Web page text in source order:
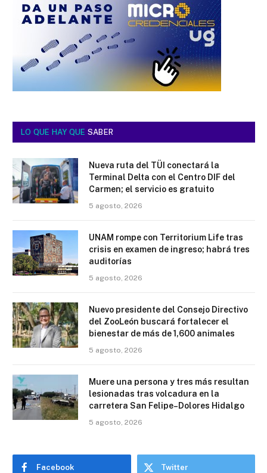
LO QUE HAY QUE SABER
Nueva ruta del TÜI conectará la
Terminal Delta con el Centro DIF del
Carmen; el servicio es gratuito
5 agosto, 2026
UNAM rompe con Territorium Life tras
crisis en examen de ingreso; habrá tres
auditorías
5 agosto, 2026
Nuevo presidente del Consejo Directivo
del ZooLeón buscará fortalecer el
bienestar de más de 1,600 animales
5 agosto, 2026
Muere una persona y tres más resultan
lesionadas tras volcadura en la
carretera San Felipe–Dolores Hidalgo
5 agosto, 2026
Facebook Twitter